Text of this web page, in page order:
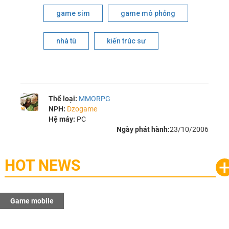
game sim game mô phỏng
nhà tù kiến trúc sư
Thể loại: MMORPG
NPH: Dzogame
Hệ máy: PC
Ngày phát hành:23/10/2006
HOT NEWS
Game mobile